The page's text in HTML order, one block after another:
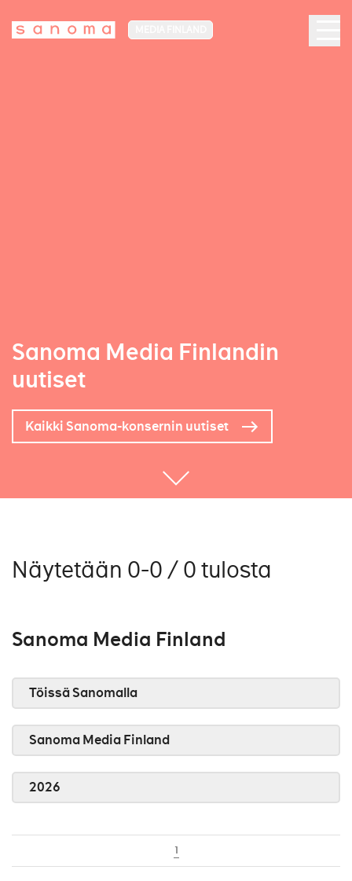
Sanoma Media Finlandin
uutiset
Kaikki Sanoma-konsernin uutiset
Näytetään 0-0 / 0 tulosta
Sanoma Media Finland
Töissä Sanomalla
Sanoma Media Finland
2026
1